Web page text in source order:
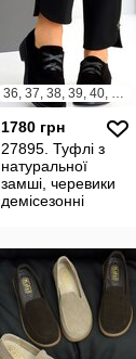
36, 37, 38, 39, 40, 41
1780 грн
27895. Туфлі з
натуральної
замші, черевики
демісезонні